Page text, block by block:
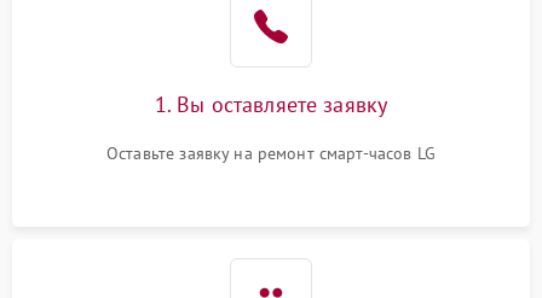
1. Вы оставляете заявку
Оставьте заявку на ремонт смарт-часов LG